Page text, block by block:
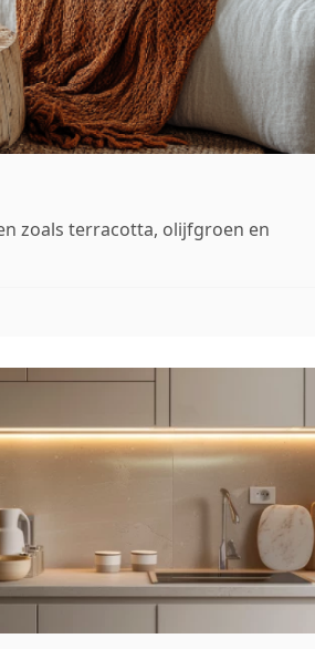
zoals terracotta, olijfgroen en